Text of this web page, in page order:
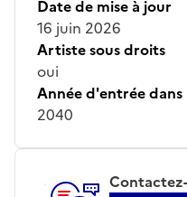
Date de mise à jour
16 juin 2026
Artiste sous droits
oui
Année d'entrée
2040